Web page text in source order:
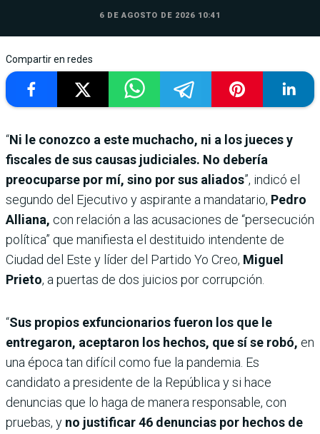
6 DE AGOSTO DE 2026 10:41
Compartir en redes
“Ni le conozco a este muchacho, ni a los jueces y
fiscales de sus causas judiciales. No debería
preocuparse por mí, sino por sus aliados”, indicó el
segundo del Ejecutivo y aspirante a mandatario, Pedro
Alliana, con relación a las acusaciones de “persecución
política” que manifiesta el destituido intendente de
Ciudad del Este y líder del Partido Yo Creo, Miguel
Prieto, a puertas de dos juicios por corrupción.
“Sus propios exfuncionarios fueron los que le
entregaron, aceptaron los hechos, que sí se robó, en
una época tan difícil como fue la pandemia. Es
candidato a presidente de la República y si hace
denuncias que lo haga de manera responsable, con
pruebas, y no justificar 46 denuncias por hechos de